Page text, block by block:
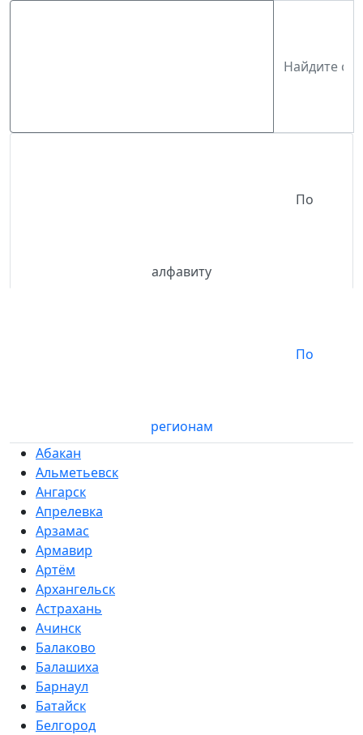
алфавиту
регионам
Абакан
Альметьевск
Ангарск
Апрелевка
Арзамас
Армавир
Артём
Архангельск
Астрахань
Ачинск
Балаково
Балашиха
Барнаул
Батайск
Белгород